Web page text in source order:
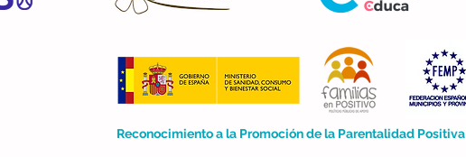
Reconocimiento a la Promoción de la Parentalidad Positiva